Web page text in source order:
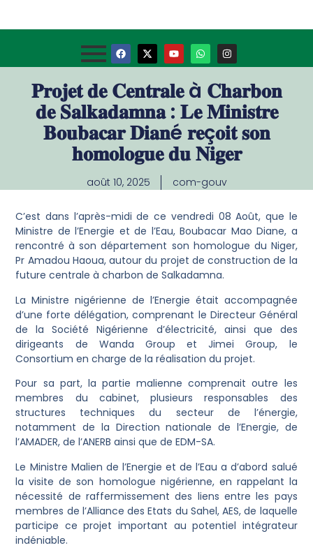
𝐏𝐫𝐨𝐣𝐞𝐭 𝐝𝐞 𝐂𝐞𝐧𝐭𝐫𝐚𝐥𝐞 à 𝐂𝐡𝐚𝐫𝐛𝐨𝐧
𝐝𝐞 𝐒𝐚𝐥𝐤𝐚𝐝𝐚𝐦𝐧𝐚 : 𝐋𝐞 𝐌𝐢𝐧𝐢𝐬𝐭𝐫𝐞
𝐁𝐨𝐮𝐛𝐚𝐜𝐚𝐫 𝐃𝐢𝐚𝐧é 𝐫𝐞ç𝐨𝐢𝐭 𝐬𝐨𝐧
𝐡𝐨𝐦𝐨𝐥𝐨𝐠𝐮𝐞 𝐝𝐮 𝐍𝐢𝐠𝐞𝐫
août 10, 2025 com-gouv
C’est dans l’après-midi de ce vendredi 08 Août, que le
Ministre de l’Energie et de l’Eau, Boubacar Mao Diane, a
rencontré à son département son homologue du Niger,
Pr Amadou Haoua, autour du projet de construction de la
future centrale à charbon de Salkadamna.
La Ministre nigérienne de l’Energie était accompagnée
d’une forte délégation, comprenant le Directeur Général
de la Société Nigérienne d’électricité, ainsi que des
dirigeants de Wanda Group et Jimei Group, le
Consortium en charge de la réalisation du projet.
Pour sa part, la partie malienne comprenait outre les
membres du cabinet, plusieurs responsables des
structures techniques du secteur de l’énergie,
notamment de la Direction nationale de l’Energie, de
l’AMADER, de l’ANERB ainsi que de EDM-SA.
Le Ministre Malien de l’Energie et de l’Eau a d’abord salué
la visite de son homologue nigérienne, en rappelant la
nécessité de raffermissement des liens entre les pays
membres de l’Alliance des Etats du Sahel, AES, de laquelle
participe ce projet important au potentiel intégrateur
indéniable.